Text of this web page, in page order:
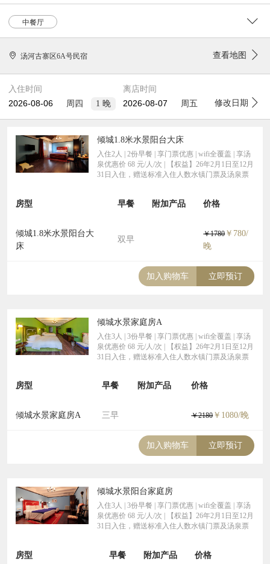
中餐厅
汤河古寨区6A号民宿 查看地图
入住时间
周四
1 晚
离店时间
周五
修改日期
倾城1.8米水景阳台大床
入住2人 | 2份早餐 | 享门票优惠 | wifi全覆盖 | 享汤
泉优惠价 68 元/人/次 | 【权益】26年2月1日至12月
31日入住，赠送标准入住人数水镇门票及汤泉票
房型 早餐 附加产品 价格
倾城1.8米水景阳台大
床
双早
￥1780￥780/
晚
加入购物车 立即预订
倾城水景家庭房A
入住3人 | 3份早餐 | 享门票优惠 | wifi全覆盖 | 享汤
泉优惠价 68 元/人/次 | 【权益】26年2月1日至12月
31日入住，赠送标准入住人数水镇门票及汤泉票
房型 早餐 附加产品 价格
倾城水景家庭房A 三早 ￥2180￥1080/晚
加入购物车 立即预订
倾城水景阳台家庭房
入住3人 | 3份早餐 | 享门票优惠 | wifi全覆盖 | 享汤
泉优惠价 68 元/人/次 | 【权益】26年2月1日至12月
31日入住，赠送标准入住人数水镇门票及汤泉票
房型 早餐 附加产品 价格